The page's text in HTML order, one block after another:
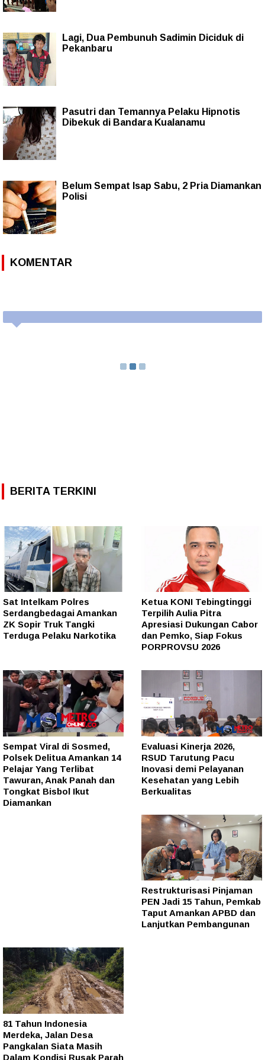
Lagi, Dua Pembunuh Sadimin Diciduk di
Pekanbaru
Pasutri dan Temannya Pelaku Hipnotis
Dibekuk di Bandara Kualanamu
Belum Sempat Isap Sabu, 2 Pria Diamankan
Polisi
KOMENTAR
BERITA TERKINI
Sat Intelkam Polres
Serdangbedagai Amankan
ZK Sopir Truk Tangki
Terduga Pelaku Narkotika
Ketua KONI Tebingtinggi
Terpilih Aulia Pitra
Apresiasi Dukungan Cabor
dan Pemko, Siap Fokus
PORPROVSU 2026
Sempat Viral di Sosmed,
Polsek Delitua Amankan 14
Pelajar Yang Terlibat
Tawuran, Anak Panah dan
Tongkat Bisbol Ikut
Diamankan
Evaluasi Kinerja 2026,
RSUD Tarutung Pacu
Inovasi demi Pelayanan
Kesehatan yang Lebih
Berkualitas
Restrukturisasi Pinjaman
PEN Jadi 15 Tahun, Pemkab
Taput Amankan APBD dan
Lanjutkan Pembangunan
81 Tahun Indonesia
Merdeka, Jalan Desa
Pangkalan Siata Masih
Dalam Kondisi Rusak Parah